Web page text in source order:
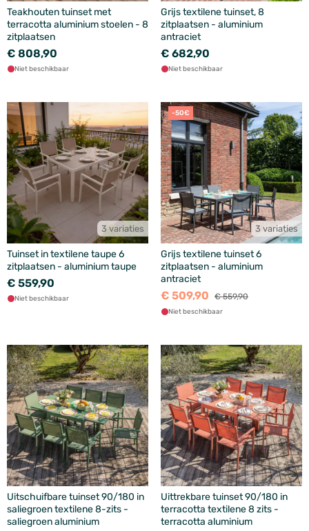
Teakhouten tuinset met
terracotta aluminium stoelen - 8
zitplaatsen
€ 808,90
Niet beschikbaar
Grijs textilene tuinset, 8
zitplaatsen - aluminium
antraciet
€ 682,90
Niet beschikbaar
3 variaties
Tuinset in textilene taupe 6
zitplaatsen - aluminium taupe
€ 559,90
Niet beschikbaar
-50€
3 variaties
Grijs textilene tuinset 6
zitplaatsen - aluminium
antraciet
€ 509,90 € 559,90
Niet beschikbaar
Uitschuifbare tuinset 90/180 in
saliegroen textilene 8-zits -
saliegroen aluminium
Uittrekbare tuinset 90/180 in
terracotta textilene 8 zits -
terracotta aluminium